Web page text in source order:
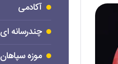
آکادمی
چندرسانه ای
موزه سپاهان